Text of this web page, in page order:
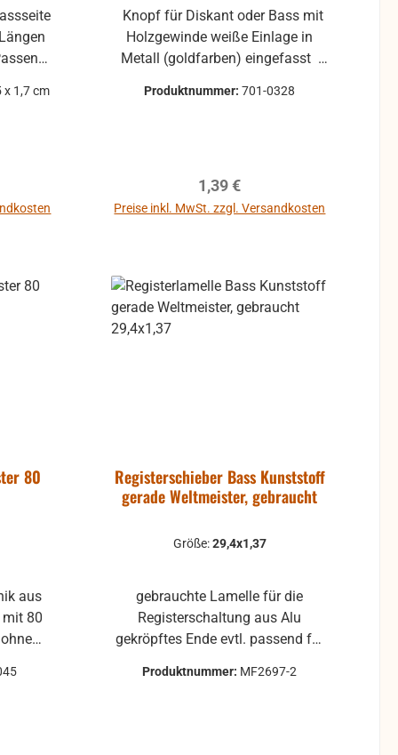
x 1,7 cm
Holzgewinde weiße Einlage in
Metall (goldfarben) eingefasst
Produktnummer:701-0328
Regulärer Preis:
1,39 €
Preise inkl. MwSt. zzgl. Versandkosten
80
aus
Registerschieber Bass Kunststoff
gerade Weltmeister, gebraucht
Größe:29,4x1,37
gebrauchte Lamelle für die
Registerschaltung aus Alu
gekröpftes Ende evtl. passend für
Produktnummer: MF2697-2